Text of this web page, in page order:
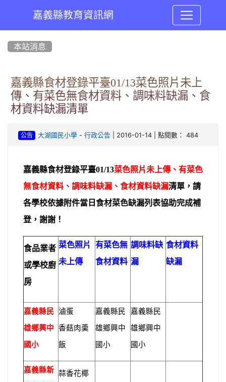
嘉義縣教育資訊網
本站消息
嘉義縣食材登錄平臺01/13菜色照片未上
傳、有菜色無食材資料、調味料缺漏、食
材資料缺漏清單
公告 大湖國民小學- 行政公告 | 2016-01-14 | 點閱數： 484
嘉義縣食材登錄平臺01/13菜色照片未上傳、有菜色
無食材資料、調味料缺漏、食材資料缺漏清單，請
各學校依據附件當日食材菜色缺漏列表協助完成補
登，謝謝！
食品業者
或學校廚
房
菜色照片
未上傳
有菜色無
食材資料
調味料缺
漏
食材資料
缺漏
嘉義縣民
雄鄉興中
國小
滷蛋
香菇肉羮
飯
嘉義縣民
雄鄉興中
國小
嘉義縣民
雄鄉興中
國小
嘉義縣新 蒜香花椰